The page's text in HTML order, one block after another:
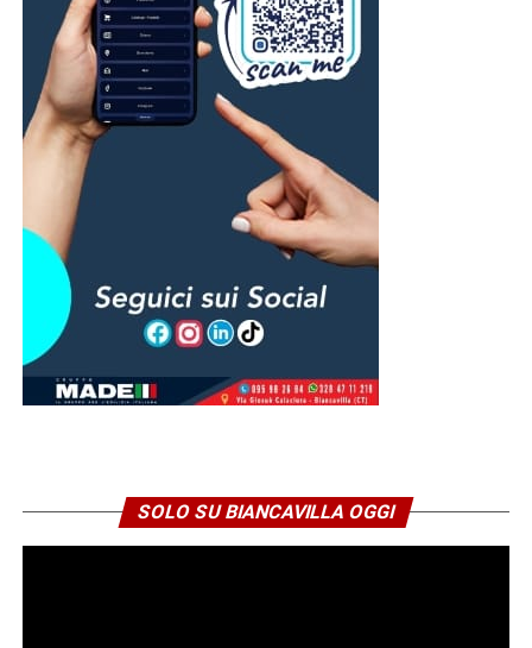
compagni. Il dibattito storico resta aperto, mentre la
devozione popolare non ha mai conosciuto interruzioni.
Ed è forse proprio questo il significato più profondo della
presenza dei biancavillesi a Messina: il rinnovo di un
legame che unisce da oltre quattro secoli le due
comunità. Un filo fatto di fede, memoria e tradizione che,
quest’anno più che mai, ha trovato espressione in una
celebrazione vissuta nel silenzio, nella preghiera e nella
solidarietà verso una città ferita.
© RIPRODUZIONE RISERVATA
SOLO SU BIANCAVILLA OGGI